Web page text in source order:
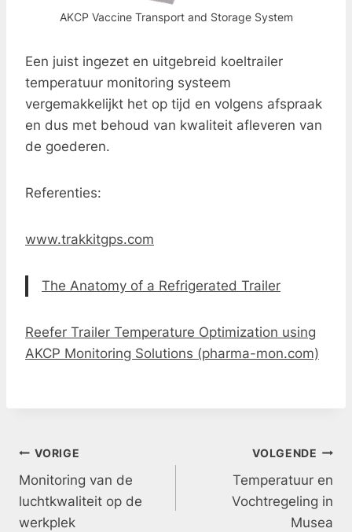
AKCP Vaccine Transport and Storage System
Een juist ingezet en uitgebreid koeltrailer
temperatuur monitoring systeem
vergemakkelijkt het op tijd en volgens afspraak
en dus met behoud van kwaliteit afleveren van
de goederen.
Referenties:
www.trakkitgps.com
The Anatomy of a Refrigerated Trailer
Reefer Trailer Temperature Optimization using
AKCP Monitoring Solutions (pharma-mon.com)
Bericht
navigatie
VORIGE
Monitoring van de
luchtkwaliteit op de
werkplek
VOLGENDE
Temperatuur en
Vochtregeling in
Musea